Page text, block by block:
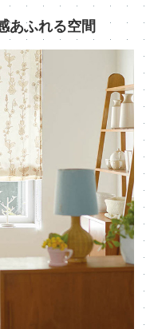
あふれる空間